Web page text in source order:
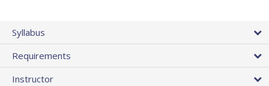
Syllabus
Requirements
Instructor